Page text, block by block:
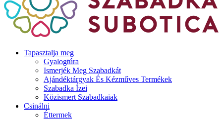
Tapasztalja meg
Gyalogtúra
Ismerjék Meg Szabadkát
Ajándéktárgyak És Kézműves Termékek
Szabadka Ízei
Közismert Szabadkaiak
Csinálni
Éttermek